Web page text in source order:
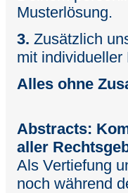
Musterlösung.
3. Zusätzlich
mit individueller
Alles ohne
Abstracts:
aller
Als Vertiefung
noch während